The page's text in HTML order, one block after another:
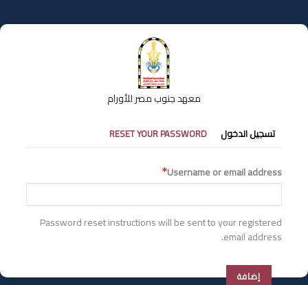
إلى
المحتوى
معهد جنوب مصر للأورام
التبويبات
الأساسية
تسجيل الدخول RESET YOUR PASSWORD
Username or email address
Password reset instructions will be sent to your registered
email address.